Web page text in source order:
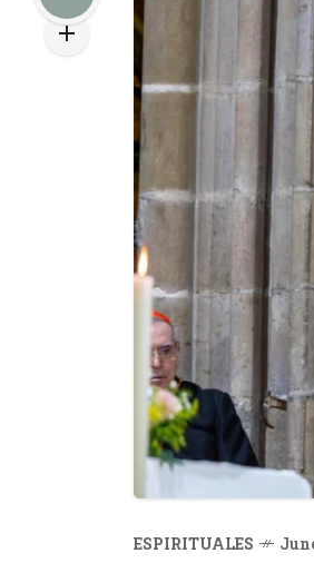
ESPIRITUALES